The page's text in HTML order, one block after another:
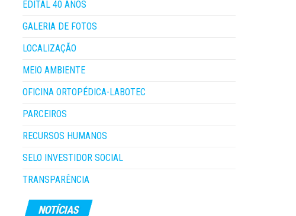
EDITAL 40 ANOS
GALERIA DE FOTOS
LOCALIZAÇÃO
MEIO AMBIENTE
OFICINA ORTOPÉDICA-LABOTEC
PARCEIROS
RECURSOS HUMANOS
SELO INVESTIDOR SOCIAL
TRANSPARÊNCIA